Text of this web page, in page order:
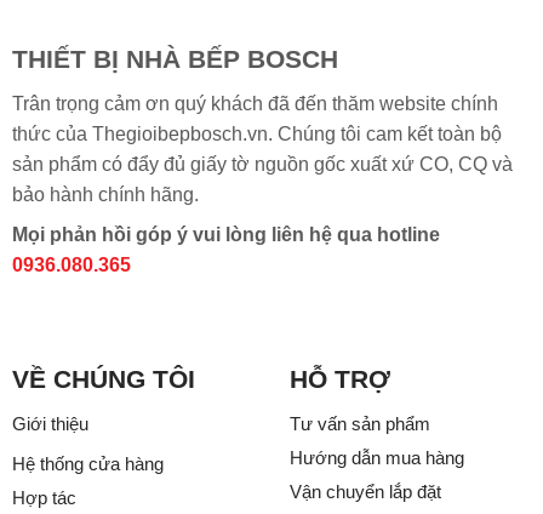
THIẾT BỊ NHÀ BẾP BOSCH
Trân trọng cảm ơn quý khách đã đến thăm website chính
thức của Thegioibepbosch.vn. Chúng tôi cam kết toàn bộ
sản phẩm có đẩy đủ giấy tờ nguồn gốc xuất xứ CO, CQ và
bảo hành chính hãng.
Mọi phản hồi góp ý vui lòng liên hệ qua hotline
0936.080.365
VỀ CHÚNG TÔI
Giới thiệu
Hệ thống cửa hàng
Hợp tác
HỖ TRỢ
Tư vấn sản phẩm
Hướng dẫn mua hàng
Vận chuyển lắp đặt